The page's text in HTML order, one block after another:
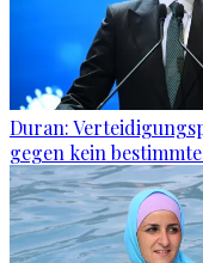
Duran:
gegen kein